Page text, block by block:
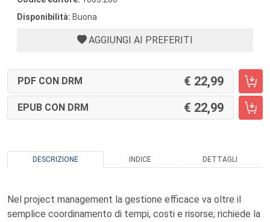
Disponibilità: Buona
AGGIUNGI AI PREFERITI
PDF CON DRM 22,99
EPUB CON DRM 22,99
DESCRIZIONE INDICE DETTAGLI
Nel project management la gestione efficace va oltre il
semplice coordinamento di tempi, costi e risorse; richiede la